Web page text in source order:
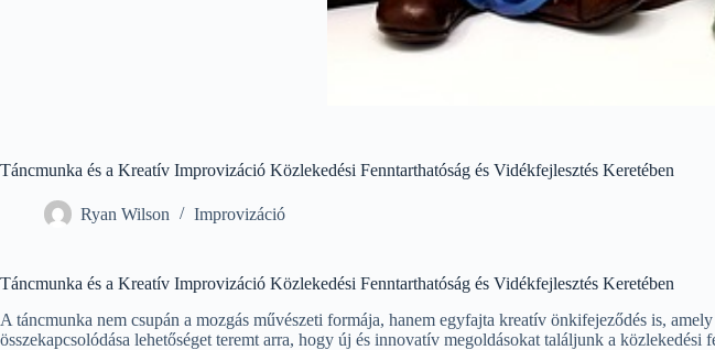
Táncmunka és a Kreatív Improvizáció Közlekedési Fenntarthatóság és Vidékfejlesztés Keretében
Ryan Wilson Improvizáció
Táncmunka és a Kreatív Improvizáció Közlekedési Fenntarthatóság és Vidékfejlesztés Keretében
A táncmunka nem csupán a mozgás művészeti formája, hanem egyfajta kreatív önkifejeződés is,
összekapcsolódása lehetőséget teremt arra, hogy új és innovatív megoldásokat találjunk a közlekedési